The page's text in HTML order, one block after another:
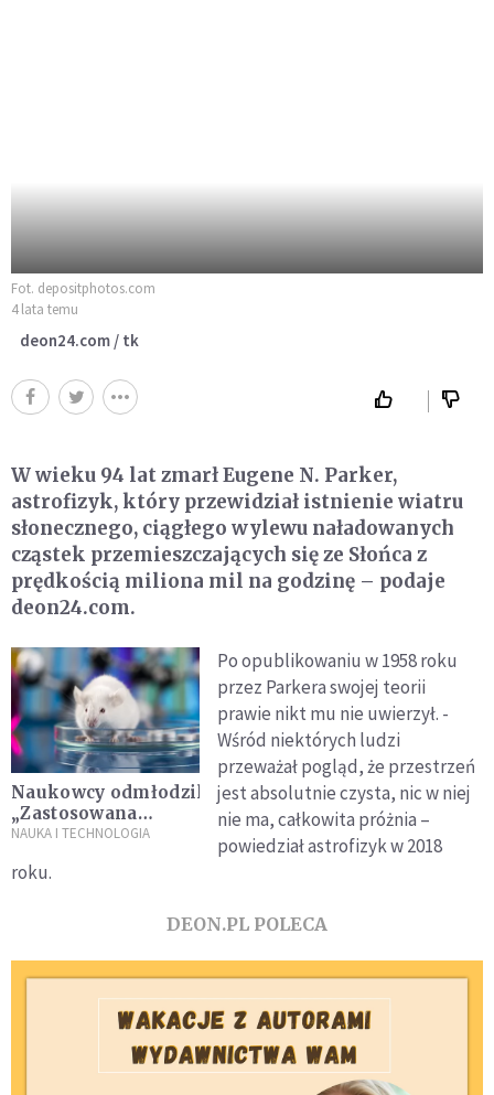
Fot. depositphotos.com
4 lata temu
deon24.com / tk
W wieku 94 lat zmarł Eugene N. Parker,
astrofizyk, który przewidział istnienie wiatru
słonecznego, ciągłego wylewu naładowanych
cząstek przemieszczających się ze Słońca z
prędkością miliona mil na godzinę – podaje
deon24.com.
Naukowcy odmłodzili myszy.
„Zastosowana
technika jest
bezpieczna”
NAUKA I TECHNOLOGIA
Po opublikowaniu w 1958 roku
przez Parkera swojej teorii
prawie nikt mu nie uwierzył. -
Wśród niektórych ludzi
przeważał pogląd, że przestrzeń
jest absolutnie czysta, nic w niej
nie ma, całkowita próżnia –
powiedział astrofizyk w 2018
roku.
DEON.PL POLECA